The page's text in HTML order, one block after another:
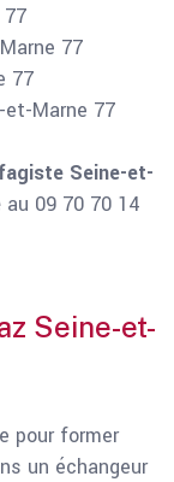
77
77
et-Marne 77
Seine-et-
au 09 70 70 14
Seine-et-
pour former
un échangeur